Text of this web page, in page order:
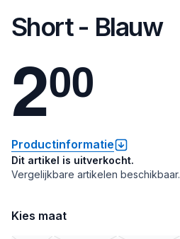
Short - Blauw
200
Productinformatie
Dit artikel is uitverkocht.
Vergelijkbare artikelen beschikbaar.
Kies maat